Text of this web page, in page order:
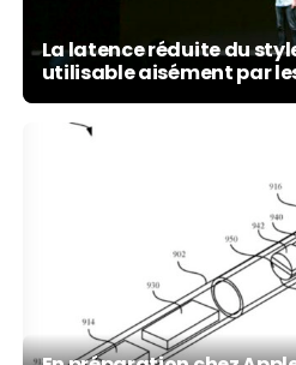
La latence réduite du
utilisable aisément par